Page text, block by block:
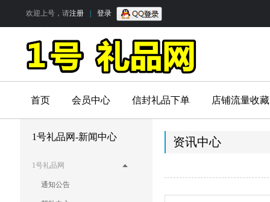
欢迎上号，请注册 登录
首页 会员中心 信封礼品下单 店铺流量收藏
1号礼品网-新闻中心
1号礼品网
通知公告
资讯中心